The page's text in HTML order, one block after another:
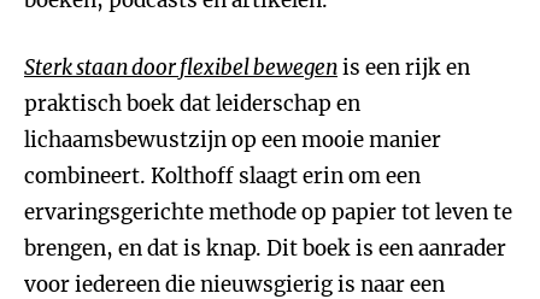
Sterk staan door flexibel bewegenis een rijk en
praktisch boek dat leiderschap en
lichaamsbewustzijn op een mooie manier
combineert. Kolthoff slaagt erin om een
ervaringsgerichte methode op papier tot leven te
brengen, en dat is knap. Dit boek is een aanrader
voor iedereen die nieuwsgierig is naar een